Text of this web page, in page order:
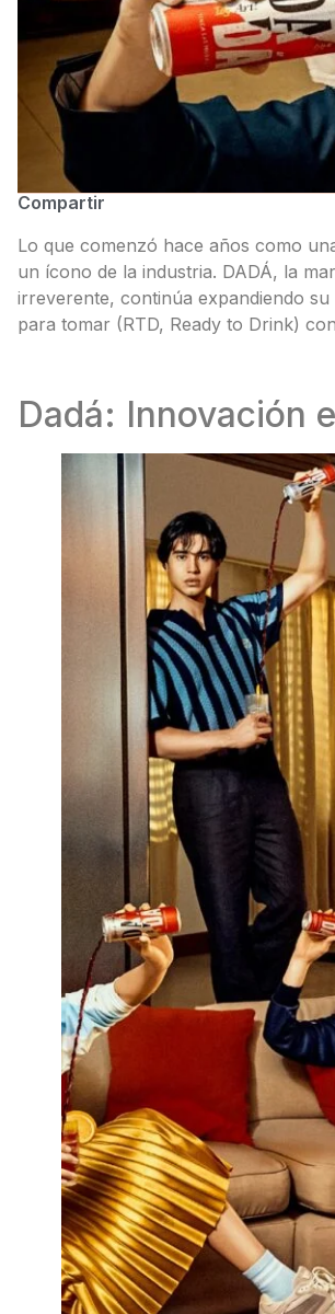
Compartir
Lo que comenzó hace años como
un ícono de la industria. DADÁ, la
irreverente, continúa expandiendo
para tomar (RTD, Ready to Drink)
Dadá: Innovación